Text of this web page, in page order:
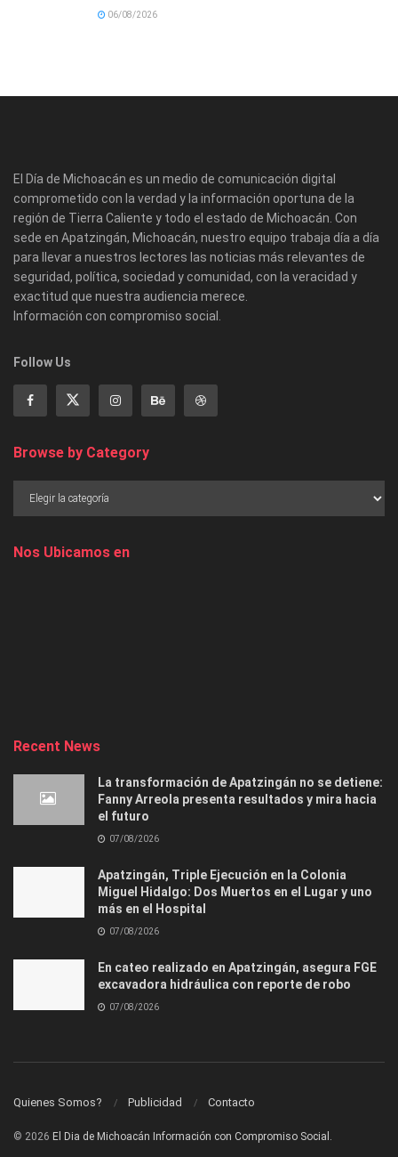
06/08/2026
El Día de Michoacán es un medio de comunicación digital
comprometido con la verdad y la información oportuna de la
región de Tierra Caliente y todo el estado de Michoacán. Con
sede en Apatzingán, Michoacán, nuestro equipo trabaja día a día
para llevar a nuestros lectores las noticias más relevantes de
seguridad, política, sociedad y comunidad, con la veracidad y
exactitud que nuestra audiencia merece.
Información con compromiso social.
Follow Us
Browse by Category
Nos Ubicamos en
Recent News
La transformación de Apatzingán no se detiene:
Fanny Arreola presenta resultados y mira hacia
el futuro
07/08/2026
Apatzingán, Triple Ejecución en la Colonia
Miguel Hidalgo: Dos Muertos en el Lugar y uno
más en el Hospital
07/08/2026
En cateo realizado en Apatzingán, asegura FGE
excavadora hidráulica con reporte de robo
07/08/2026
Quienes Somos? Publicidad Contacto
© 2026 El Dia de Michoacán Información con Compromiso Social.